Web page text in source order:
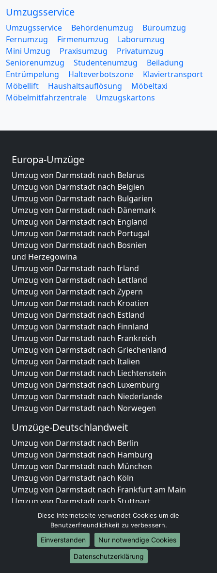
Umzugsservice
Umzugsservice Behördenumzug
Büroumzug
Fernumzug
Firmenumzug
Laborumzug
Mini Umzug
Praxisumzug
Privatumzug
Seniorenumzug
Studentenumzug
Beiladung
Entrümpelung
Halteverbotszone
Klaviertransport
Möbellift
Haushaltsauflösung
Möbeltaxi
Möbelmitfahrzentrale
Umzugskartons
Europa-Umzüge
Umzug von Darmstadt nach Belarus
Umzug von Darmstadt nach Belgien
Umzug von Darmstadt nach Bulgarien
Umzug von Darmstadt nach Dänemark
Umzug von Darmstadt nach England
Umzug von Darmstadt nach Portugal
Umzug von Darmstadt nach Bosnien
und Herzegowina
Umzug von Darmstadt nach Irland
Umzug von Darmstadt nach Lettland
Umzug von Darmstadt nach Zypern
Umzug von Darmstadt nach Kroatien
Umzug von Darmstadt nach Estland
Umzug von Darmstadt nach Finnland
Umzug von Darmstadt nach Frankreich
Umzug von Darmstadt nach Griechenland
Umzug von Darmstadt nach Italien
Umzug von Darmstadt nach Liechtenstein
Umzug von Darmstadt nach Luxemburg
Umzug von Darmstadt nach Niederlande
Umzug von Darmstadt nach Norwegen
Umzüge-Deutschlandweit
Umzug von Darmstadt nach Berlin
Umzug von Darmstadt nach Hamburg
Umzug von Darmstadt nach München
Umzug von Darmstadt nach Köln
Umzug von Darmstadt nach Frankfurt am Main
Umzug von Darmstadt nach Stuttgart
Umzug von Darmstadt nach Düsseldorf
Umzug von Darmstadt nach Leipzig
Umzug von Darmstadt nach Dortmund
Umzug von Darmstadt nach Essen
Umzug von Darmstadt nach Bremen
Diese Internetseite verwendet Cookies um die
Benutzerfreundlichkeit zu verbessern.
Einverstanden
Nur notwendige Cookies
Datenschutzerklärung